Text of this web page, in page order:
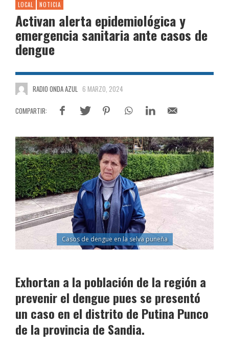
LOCAL NOTICIA
Activan alerta epidemiológica y
emergencia sanitaria ante casos de
dengue
RADIO ONDA AZUL 6 MARZO, 2024
Casos de dengue en la selva puneña
Exhortan a la población de la región a
prevenir el dengue pues se presentó
un caso en el distrito de Putina Punco
de la provincia de Sandia.